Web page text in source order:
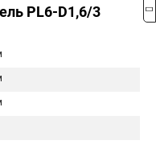
PL6-D1,6/3